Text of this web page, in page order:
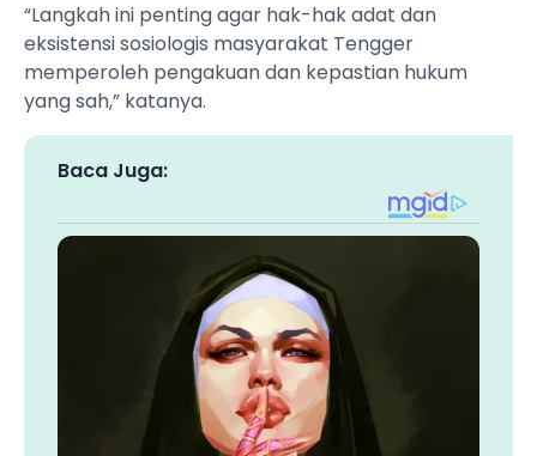
“Langkah ini penting agar hak-hak adat dan
eksistensi sosiologis masyarakat Tengger
memperoleh pengakuan dan kepastian hukum
yang sah,” katanya.
Baca Juga: